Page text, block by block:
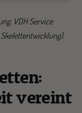
VDH Service
vereint